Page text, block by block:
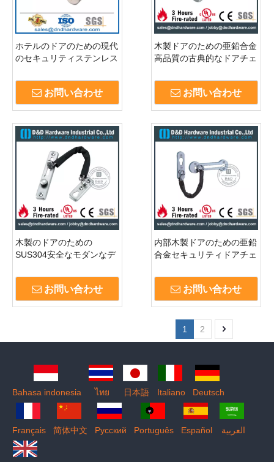
ホテルのドアのための現代
のセキュリティステンレス
お問い合わせ
木製ドアのための亜鉛合金
高品質の古典的なドアチェ
お問い合わせ
木製のドアのための
SUS304安全なモダンなデ
DDDG010
お問い合わせ
内部木製ドアのための亜鉛
合金セキュリティドアチェ
お問い合わせ
1 2
Bahasa indonesia ไทย 日本語 Italiano Deutsch
Français 简体中文 Pусский Português Español العربية